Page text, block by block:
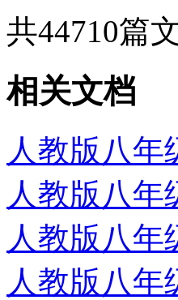
共44710篇
相关文档
人教版八
人教版八
人教版八
人教版八